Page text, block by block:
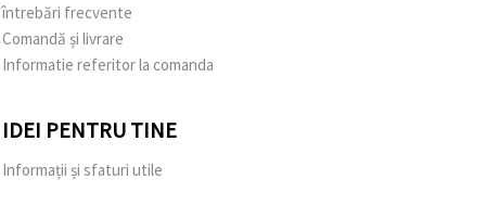
întrebări frecvente
Comandă și livrare
Informatie referitor la comanda
IDEI PENTRU TINE
Informații și sfaturi utile